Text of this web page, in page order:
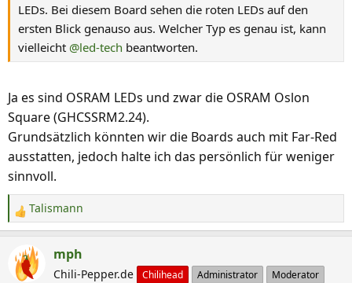
LEDs. Bei diesem Board sehen die roten LEDs auf den
ersten Blick genauso aus. Welcher Typ es genau ist, kann
vielleicht @led-tech beantworten.
Ja es sind OSRAM LEDs und zwar die OSRAM Oslon
Square (GHCSSRM2.24).
Grundsätzlich könnten wir die Boards auch mit Far-Red
ausstatten, jedoch halte ich das persönlich für weniger
sinnvoll.
R
e
a
k
Talismann
mph
Chili-Pepper.de Chilihead Administrator Moderator